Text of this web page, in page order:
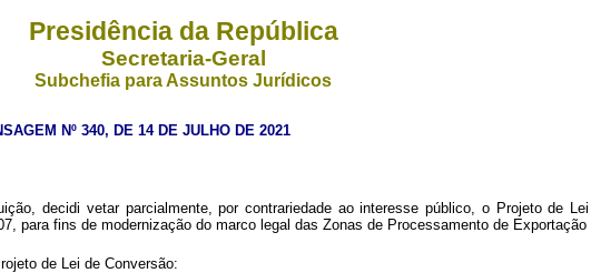
Presidência da República
Secretaria-Geral
Subchefia para Assuntos Jurídicos
Nº 340, DE 14 DE JULHO DE 2021
decidi vetar parcialmente, por contrariedade ao interesse público, o Projeto de
para fins de modernização do marco legal das Zonas de Processamento de Exportação
de Lei de Conversão: